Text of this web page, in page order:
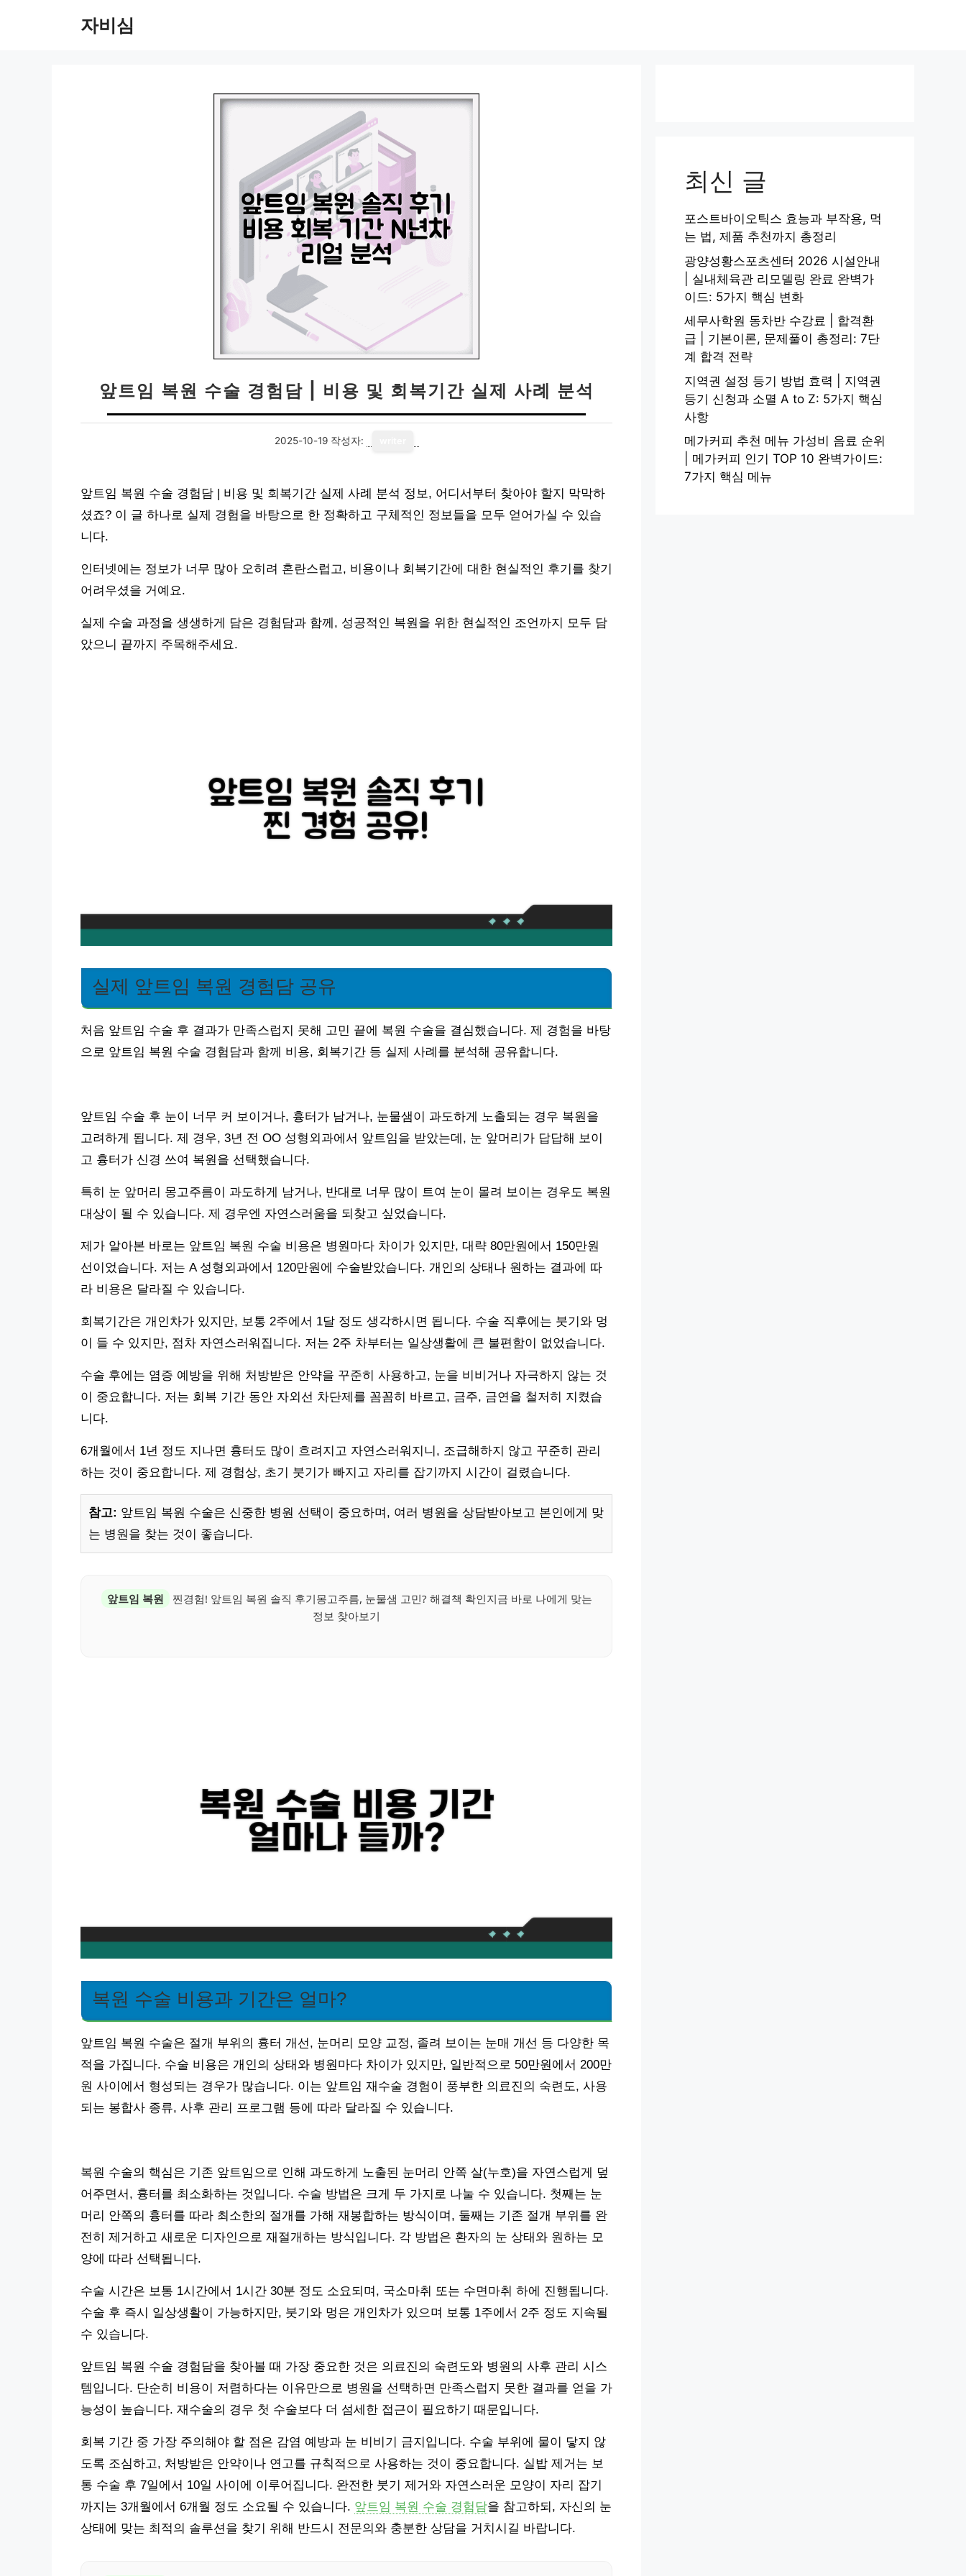
자비심
앞트임 복원 수술 경험담 | 비용 및 회복기간 실제 사례 분석
2025-10-19 작성자:
앞트임 복원 수술 경험담 | 비용 및 회복기간 실제 사례 분석 정보, 어디서부터 찾아야 할지 막막하
셨죠? 이 글 하나로 실제 경험을 바탕으로 한 정확하고 구체적인 정보들을 모두 얻어가실 수 있습
니다.
인터넷에는 정보가 너무 많아 오히려 혼란스럽고, 비용이나 회복기간에 대한 현실적인 후기를 찾기
어려우셨을 거예요.
실제 수술 과정을 생생하게 담은 경험담과 함께, 성공적인 복원을 위한 현실적인 조언까지 모두 담
았으니 끝까지 주목해주세요.
실제 앞트임 복원 경험담 공유
처음 앞트임 수술 후 결과가 만족스럽지 못해 고민 끝에 복원 수술을 결심했습니다. 제 경험을 바탕
으로 앞트임 복원 수술 경험담과 함께 비용, 회복기간 등 실제 사례를 분석해 공유합니다.
앞트임 수술 후 눈이 너무 커 보이거나, 흉터가 남거나, 눈물샘이 과도하게 노출되는 경우 복원을
고려하게 됩니다. 제 경우, 3년 전 OO 성형외과에서 앞트임을 받았는데, 눈 앞머리가 답답해 보이
고 흉터가 신경 쓰여 복원을 선택했습니다.
특히 눈 앞머리 몽고주름이 과도하게 남거나, 반대로 너무 많이 트여 눈이 몰려 보이는 경우도 복원
대상이 될 수 있습니다. 제 경우엔 자연스러움을 되찾고 싶었습니다.
제가 알아본 바로는 앞트임 복원 수술 비용은 병원마다 차이가 있지만, 대략 80만원에서 150만원
선이었습니다. 저는 A 성형외과에서 120만원에 수술받았습니다. 개인의 상태나 원하는 결과에 따
라 비용은 달라질 수 있습니다.
회복기간은 개인차가 있지만, 보통 2주에서 1달 정도 생각하시면 됩니다. 수술 직후에는 붓기와 멍
이 들 수 있지만, 점차 자연스러워집니다. 저는 2주 차부터는 일상생활에 큰 불편함이 없었습니다.
수술 후에는 염증 예방을 위해 처방받은 안약을 꾸준히 사용하고, 눈을 비비거나 자극하지 않는 것
이 중요합니다. 저는 회복 기간 동안 자외선 차단제를 꼼꼼히 바르고, 금주, 금연을 철저히 지켰습
니다.
6개월에서 1년 정도 지나면 흉터도 많이 흐려지고 자연스러워지니, 조급해하지 않고 꾸준히 관리
하는 것이 중요합니다. 제 경험상, 초기 붓기가 빠지고 자리를 잡기까지 시간이 걸렸습니다.
참고: 앞트임 복원 수술은 신중한 병원 선택이 중요하며, 여러 병원을 상담받아보고 본인에게 맞
는 병원을 찾는 것이 좋습니다.
앞트임 복원
찐경험! 앞트임 복원 솔직 후기몽고주름, 눈물샘 고민? 해결책 확인지금 바로 나에게 맞는
정보 찾아보기
복원 수술 비용과 기간은 얼마?
앞트임 복원 수술은 절개 부위의 흉터 개선, 눈머리 모양 교정, 졸려 보이는 눈매 개선 등 다양한 목
적을 가집니다. 수술 비용은 개인의 상태와 병원마다 차이가 있지만, 일반적으로 50만원에서 200만
원 사이에서 형성되는 경우가 많습니다. 이는 앞트임 재수술 경험이 풍부한 의료진의 숙련도, 사용
되는 봉합사 종류, 사후 관리 프로그램 등에 따라 달라질 수 있습니다.
복원 수술의 핵심은 기존 앞트임으로 인해 과도하게 노출된 눈머리 안쪽 살(누호)을 자연스럽게 덮
어주면서, 흉터를 최소화하는 것입니다. 수술 방법은 크게 두 가지로 나눌 수 있습니다. 첫째는 눈
머리 안쪽의 흉터를 따라 최소한의 절개를 가해 재봉합하는 방식이며, 둘째는 기존 절개 부위를 완
전히 제거하고 새로운 디자인으로 재절개하는 방식입니다. 각 방법은 환자의 눈 상태와 원하는 모
양에 따라 선택됩니다.
수술 시간은 보통 1시간에서 1시간 30분 정도 소요되며, 국소마취 또는 수면마취 하에 진행됩니다.
수술 후 즉시 일상생활이 가능하지만, 붓기와 멍은 개인차가 있으며 보통 1주에서 2주 정도 지속될
수 있습니다.
앞트임 복원 수술 경험담을 찾아볼 때 가장 중요한 것은 의료진의 숙련도와 병원의 사후 관리 시스
템입니다. 단순히 비용이 저렴하다는 이유만으로 병원을 선택하면 만족스럽지 못한 결과를 얻을 가
능성이 높습니다. 재수술의 경우 첫 수술보다 더 섬세한 접근이 필요하기 때문입니다.
회복 기간 중 가장 주의해야 할 점은 감염 예방과 눈 비비기 금지입니다. 수술 부위에 물이 닿지 않
도록 조심하고, 처방받은 안약이나 연고를 규칙적으로 사용하는 것이 중요합니다. 실밥 제거는 보
통 수술 후 7일에서 10일 사이에 이루어집니다. 완전한 붓기 제거와 자연스러운 모양이 자리 잡기
까지는 3개월에서 6개월 정도 소요될 수 있습니다. 앞트임 복원 수술 경험담을 참고하되, 자신의 눈
상태에 맞는 최적의 솔루션을 찾기 위해 반드시 전문의와 충분한 상담을 거치시길 바랍니다.
최신 글
포스트바이오틱스 효능과 부작용, 먹
는 법, 제품 추천까지 총정리
광양성황스포츠센터 2026 시설안내
| 실내체육관 리모델링 완료 완벽가
이드: 5가지 핵심 변화
세무사학원 동차반 수강료 | 합격환
급 | 기본이론, 문제풀이 총정리: 7단
계 합격 전략
지역권 설정 등기 방법 효력 | 지역권
등기 신청과 소멸 A to Z: 5가지 핵심
사항
메가커피 추천 메뉴 가성비 음료 순위
| 메가커피 인기 TOP 10 완벽가이드:
7가지 핵심 메뉴